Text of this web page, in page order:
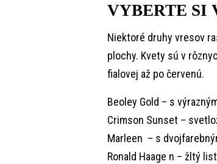
VYBERTE SI
Niektoré druhy vresov
plochy. Kvety sú v
fialovej až po červenú.
Beoley Gold – s
Crimson Sunset –
Marleen – s
Ronald Haage n – žltý